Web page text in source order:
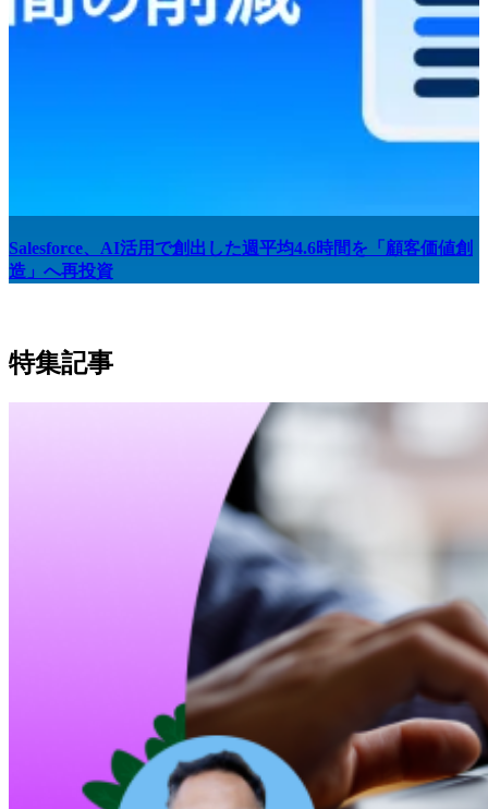
カスタマーサクセス
Agentforce Life Sciencesが140社以上の業界大手
Salesforce、AI活用で創出した週平均4.6時間を「顧客価値創
造」へ再投資
特集記事